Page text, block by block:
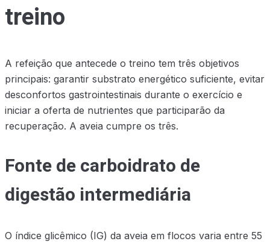
treino
A refeição que antecede o treino tem três objetivos
principais: garantir substrato energético suficiente, evitar
desconfortos gastrointestinais durante o exercício e
iniciar a oferta de nutrientes que participarão da
recuperação. A aveia cumpre os três.
Fonte de carboidrato de
digestão intermediária
O índice glicêmico (IG) da aveia em flocos varia entre 55